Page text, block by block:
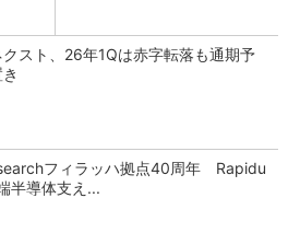
クスト、26年1Qは赤字転落も通期予
フィラッハ拠点40周年 Rapidu
半導体支え...